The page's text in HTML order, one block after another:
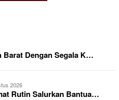
Barat Dengan Segala K…
2026
Rutin Salurkan Bantua…